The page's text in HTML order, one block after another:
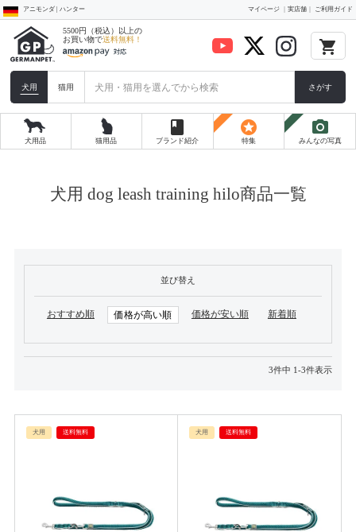
アニモンダ | ハンター マイページ 実店舗 ご利用ガイド
5500円（税込）以上の
お買い物で送料無料！ local_grocery_store
犬用 猫用 さがす
犬用品 猫用品
book
ブランド紹介
stars
特集
photo_camera
みんなの写真
犬用 dog leash training hilo商品一覧
並び替え
おすすめ順 価格が高い順 価格が安い順 新着順
3件中 1-3件表示
犬用 送料無料 犬用 送料無料